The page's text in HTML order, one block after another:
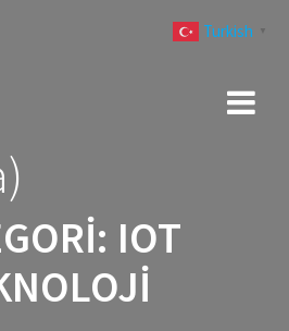
IOT
Turkish ▼